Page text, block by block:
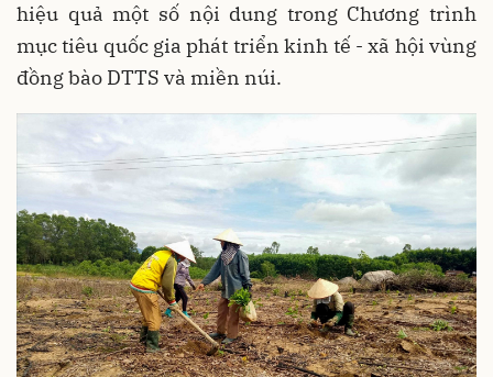
hiệu quả một số nội dung trong Chương trình
mục tiêu quốc gia phát triển kinh tế - xã hội vùng
đồng bào DTTS và miền núi.